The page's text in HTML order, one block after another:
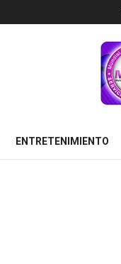
ENTRETENIMIENTO